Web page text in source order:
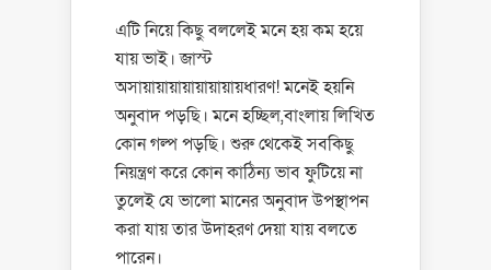
এটি নিয়ে কিছু বললেই মনে হয় কম হয়ে
যায় ভাই। জাস্ট
অসায়ায়ায়ায়ায়ায়ায়ায়ধারণ! মনেই হয়নি
অনুবাদ পড়ছি। মনে হচ্ছিল,বাংলায় লিখিত
কোন গল্প পড়ছি। শুরু থেকেই সবকিছু
নিয়ন্ত্রণ করে কোন কাঠিন্য ভাব ফুটিয়ে না
তুলেই যে ভালো মানের অনুবাদ উপস্থাপন
করা যায় তার উদাহরণ দেয়া যায় বলতে
পারেন।